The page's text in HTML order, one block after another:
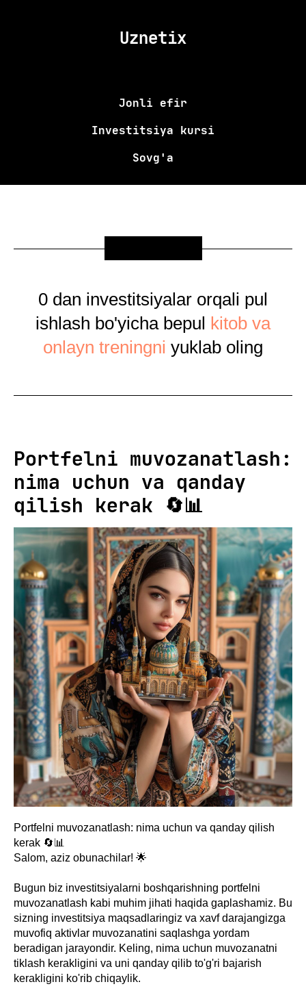
Uznetix
Jonli efir
Investitsiya kursi
Sovg'a
0 dan investitsiyalar orqali pul
ishlash bo'yicha bepul kitob va
onlayn treningni yuklab oling
Portfelni muvozanatlash:
nima uchun va qanday
qilish kerak 🔄📊
Portfelni muvozanatlash: nima uchun va qanday qilish
kerak 🔄📊
Salom, aziz obunachilar! 🌟
Bugun biz investitsiyalarni boshqarishning portfelni
muvozanatlash kabi muhim jihati haqida gaplashamiz. Bu
sizning investitsiya maqsadlaringiz va xavf darajangizga
muvofiq aktivlar muvozanatini saqlashga yordam
beradigan jarayondir. Keling, nima uchun muvozanatni
tiklash kerakligini va uni qanday qilib to'g'ri bajarish
kerakligini ko'rib chiqaylik.